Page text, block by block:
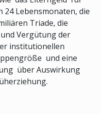
Lebensmonaten, die
Triade, die
Vergütung der
institutionellen
und eine
über Auswirkung